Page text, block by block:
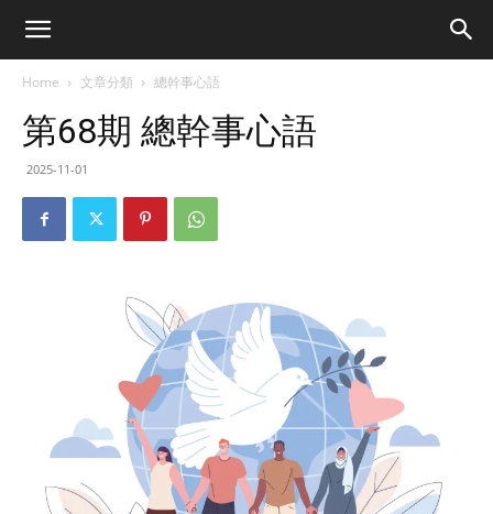
Home 文章分類 總幹事心語
第68期 總幹事心語
2025-11-01